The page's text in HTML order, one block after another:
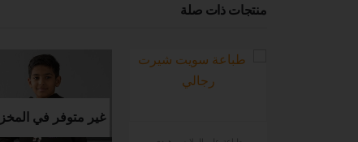
منتجات ذات صلة